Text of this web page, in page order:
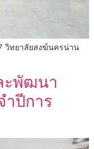
วิทยาลัยสงฆ์นครน่าน
ะพัฒนา
ปีการ